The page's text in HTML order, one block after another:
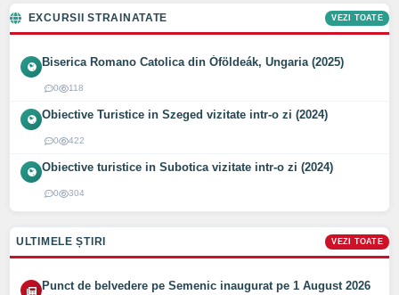
EXCURSII STRAINATATE VEZI TOATE
Biserica Romano Catolica din Óföldeák, Ungaria (2025)
0 118
Obiective Turistice in Szeged vizitate intr-o zi (2024)
0 422
Obiective turistice in Subotica vizitate intr-o zi (2024)
0 304
ULTIMELE ȘTIRI VEZI TOATE
Punct de belvedere pe Semenic inaugurat pe 1 August 2026